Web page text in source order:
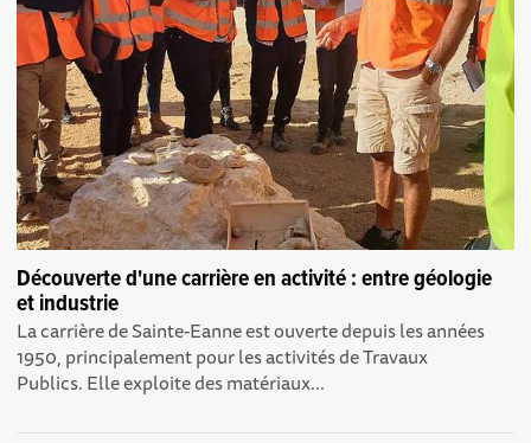
Découverte d'une carrière en activité : entre géologie
et industrie
La carrière de Sainte-Eanne est ouverte depuis les années
1950, principalement pour les activités de Travaux
Publics. Elle exploite des matériaux...